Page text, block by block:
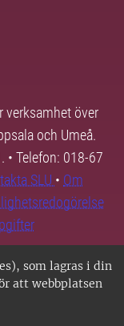
som lagras i din
att webbplatsen
verksamhet över
och Umeå.
• Telefon: 018-67
SLU • Om